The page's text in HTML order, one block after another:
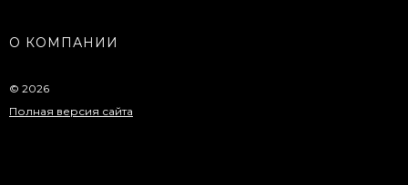
О КОМПАНИИ
© 2026
Полная версия сайта